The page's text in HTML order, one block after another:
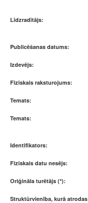
Līdzradītājs:
Publicēšanas datums:
Izdevējs:
Fiziskais raksturojums:
Temats:
Temats:
Identifikators:
Fiziskais datu nesējs:
Oriģināla turētājs (*):
Struktūrvienība, kurā atrodas